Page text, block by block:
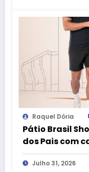
Raquel Dória
Pátio Brasil
dos Pais com
Ganhou” e
LIVE!Julho 31, 2026